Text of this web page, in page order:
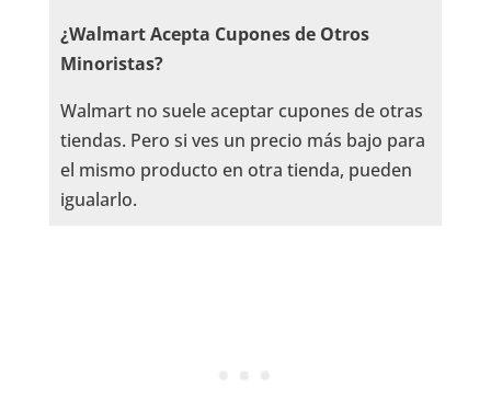
¿Walmart Acepta Cupones de Otros
Minoristas?
Walmart no suele aceptar cupones de otras
tiendas. Pero si ves un precio más bajo para
el mismo producto en otra tienda, pueden
igualarlo.